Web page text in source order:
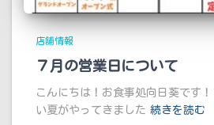
店舗情報
７月の営業日について
こんにちは！お食事処向日葵です
い夏がやってきました 続きを読む